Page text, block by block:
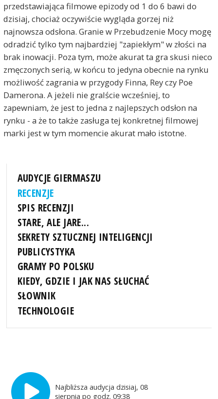
przedstawiająca filmowe epizody od 1 do 6 bawi do
dzisiaj, chociaż oczywiście wygląda gorzej niż
najnowsza odsłona. Granie w Przebudzenie Mocy mogę
odradzić tylko tym najbardziej "zapiekłym" w złości na
brak inowacji. Poza tym, może akurat ta gra skusi nieco
zmęczonych serią, w końcu to jedyna obecnie na rynku
możliwość zagrania w przygody Finna, Rey czy Poe
Damerona. A jeżeli nie gralście wcześniej, to
zapewniam, że jest to jedna z najlepszych odsłon na
rynku - a że to także zasługa tej konkretnej filmowej
marki jest w tym momencie akurat mało istotne.
AUDYCJE GIERMASZU
RECENZJE
SPIS RECENZJI
STARE, ALE JARE...
SEKRETY SZTUCZNEJ INTELIGENCJI
PUBLICYSTYKA
GRAMY PO POLSKU
KIEDY, GDZIE I JAK NAS SŁUCHAĆ
SŁOWNIK
TECHNOLOGIE
Najbliższa audycja dzisiaj, 08
sierpnia po godz. 09:38